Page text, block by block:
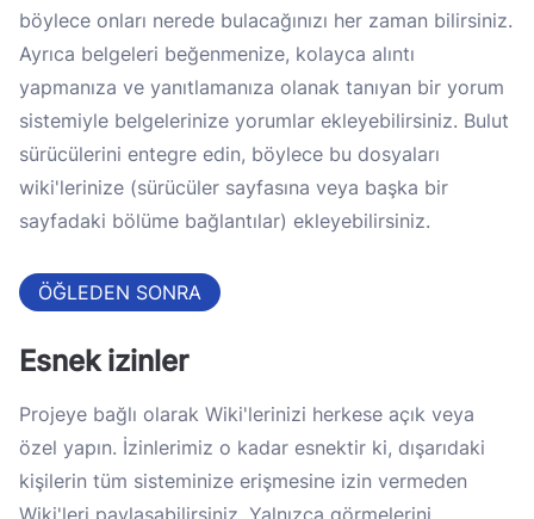
böylece onları nerede bulacağınızı her zaman bilirsiniz.
Ayrıca belgeleri beğenmenize, kolayca alıntı
yapmanıza ve yanıtlamanıza olanak tanıyan bir yorum
sistemiyle belgelerinize yorumlar ekleyebilirsiniz. Bulut
sürücülerini entegre edin, böylece bu dosyaları
wiki'lerinize (sürücüler sayfasına veya başka bir
sayfadaki bölüme bağlantılar) ekleyebilirsiniz.
ÖĞLEDEN SONRA
Esnek izinler
Projeye bağlı olarak Wiki'lerinizi herkese açık veya
özel yapın. İzinlerimiz o kadar esnektir ki, dışarıdaki
kişilerin tüm sisteminize erişmesine izin vermeden
Wiki'leri paylaşabilirsiniz. Yalnızca görmelerini